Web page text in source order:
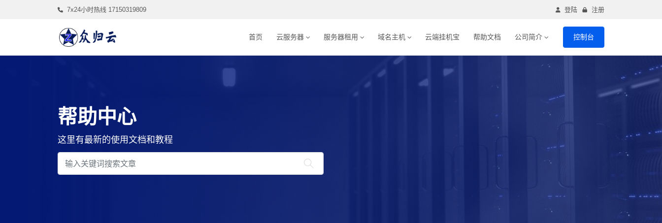
7x24小时热线 17150319809 登陆 注册
首页 云服务器 服务器租用 域名主机 云端挂机宝 帮助文档 公司简介 控制台
帮助中心
这里有最新的使用文档和教程